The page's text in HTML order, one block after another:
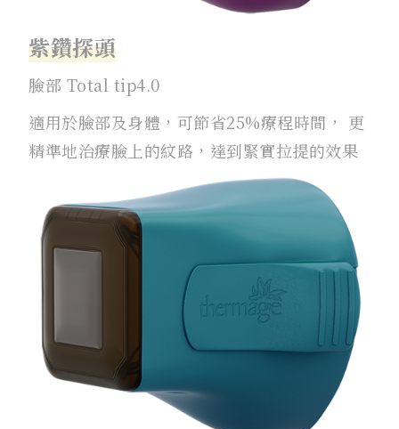
紫鑽探頭
臉部 Total tip4.0
適用於臉部及身體，可節省25%療程時間， 更
精準地治療臉上的紋路，達到緊實拉提的效果